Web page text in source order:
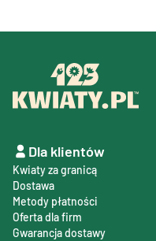
Dla klientów
Kwiaty za granicą
Dostawa
Metody płatności
Oferta dla firm
Gwarancja dostawy